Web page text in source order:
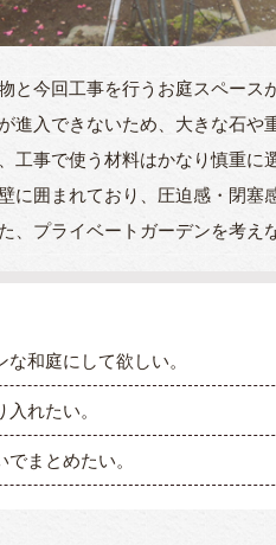
と今回工事を行うお庭スペー
進入できないため、大きな石や
工事で使う材料はかなり慎重に
に囲まれており、圧迫感・閉塞
、プライベートガーデンを考え
和庭にして欲しい。
れたい。
まとめたい。